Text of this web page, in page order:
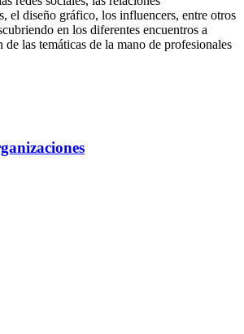
el diseño gráfico, los influencers, entre otros
en los diferentes encuentros a
las temáticas de la mano de profesionales